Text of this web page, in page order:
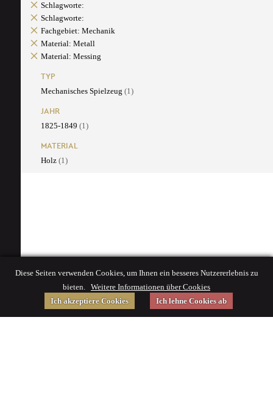
Schlagworte:
Schlagworte:
Fachgebiet: Mechanik
Material: Metall
Material: Messing
TYP
Mechanisches Spielzeug (1)
JAHR
1825-1849 (1)
MATERIAL
Holz (1)
Diese Seiten verwenden Cookies, um Ihnen ein besseres Nutzererlebnis zu
bieten. Weitere Informationen über Cookies
Ich akzeptiere Cookies
Ich lehne Cookies ab